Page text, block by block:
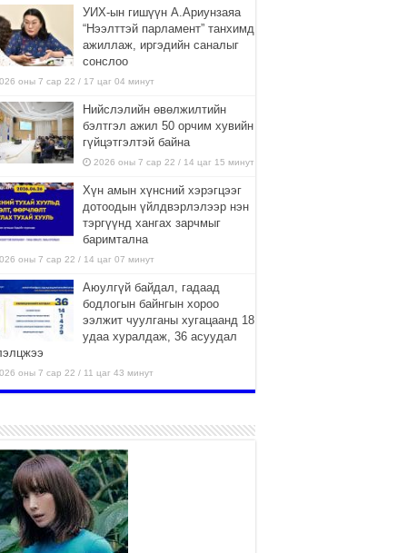
УИХ-ын гишүүн А.Ариунзаяа
“Нээлттэй парламент” танхимд
ажиллаж, иргэдийн саналыг
сонслоо
оны 7 сар 22 / 17 цаг 04 минут
Нийслэлийн өвөлжилтийн
бэлтгэл ажил 50 орчим хувийн
гүйцэтгэлтэй байна
2026 оны 7 сар 22 / 14 цаг 15 минут
Хүн амын хүнсний хэрэгцээг
дотоодын үйлдвэрлэлээр нэн
тэргүүнд хангах зарчмыг
баримтална
оны 7 сар 22 / 14 цаг 07 минут
Аюулгүй байдал, гадаад
бодлогын байнгын хороо
ээлжит чуулганы хугацаанд 18
удаа хуралдаж, 36 асуудал
оны 7 сар 22 / 11 цаг 43 минут
боломжтой-Хүүхэд хөгжүүлэх
төв” байгуулах төсөлд төр,
хэвшлийн түншлэлийн хүрээнд хамтран
урьж байна
оны 7 сар 22 / 9 цаг 28 минут
Б.Пүрэвдагва: “Урт цагаан”-ыг
залуучууд чөлөөт цагаа